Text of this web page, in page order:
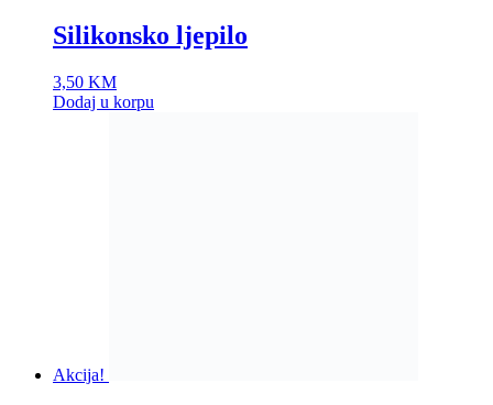
Silikonsko ljepilo
3,50 KM
Dodaj u korpu
Akcija!